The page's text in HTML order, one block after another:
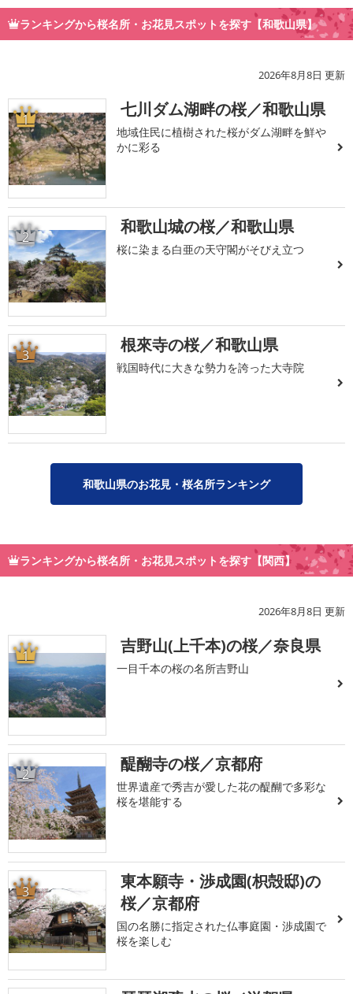
ランキングから桜名所・お花見スポットを探す【和歌山県】
2026年8月8日 更新
1 七川ダム湖畔の桜／和歌山県
地域住民に植樹された桜がダム湖畔を鮮や
かに彩る
2 和歌山城の桜／和歌山県
桜に染まる白亜の天守閣がそびえ立つ
3 根來寺の桜／和歌山県
戦国時代に大きな勢力を誇った大寺院
和歌山県のお花見・桜名所ランキング
ランキングから桜名所・お花見スポットを探す【関西】
2026年8月8日 更新
1 吉野山(上千本)の桜／奈良県
一目千本の桜の名所吉野山
2 醍醐寺の桜／京都府
世界遺産で秀吉が愛した花の醍醐で多彩な
桜を堪能する
3
東本願寺・渉成園(枳殻邸)の
桜／京都府
国の名勝に指定された仏事庭園・渉成園で
桜を楽しむ